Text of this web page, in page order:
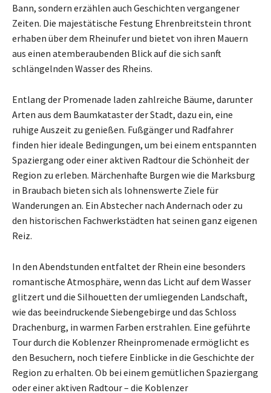
Bann, sondern erzählen auch Geschichten vergangener
Zeiten. Die majestätische Festung Ehrenbreitstein thront
erhaben über dem Rheinufer und bietet von ihren Mauern
aus einen atemberaubenden Blick auf die sich sanft
schlängelnden Wasser des Rheins.
Entlang der Promenade laden zahlreiche Bäume, darunter
Arten aus dem Baumkataster der Stadt, dazu ein, eine
ruhige Auszeit zu genießen. Fußgänger und Radfahrer
finden hier ideale Bedingungen, um bei einem entspannten
Spaziergang oder einer aktiven Radtour die Schönheit der
Region zu erleben. Märchenhafte Burgen wie die Marksburg
in Braubach bieten sich als lohnenswerte Ziele für
Wanderungen an. Ein Abstecher nach Andernach oder zu
den historischen Fachwerkstädten hat seinen ganz eigenen
Reiz.
In den Abendstunden entfaltet der Rhein eine besonders
romantische Atmosphäre, wenn das Licht auf dem Wasser
glitzert und die Silhouetten der umliegenden Landschaft,
wie das beeindruckende Siebengebirge und das Schloss
Drachenburg, in warmen Farben erstrahlen. Eine geführte
Tour durch die Koblenzer Rheinpromenade ermöglicht es
den Besuchern, noch tiefere Einblicke in die Geschichte der
Region zu erhalten. Ob bei einem gemütlichen Spaziergang
oder einer aktiven Radtour – die Koblenzer